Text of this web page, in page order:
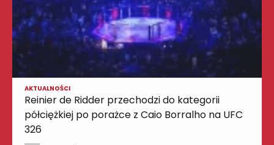
AKTUALNOŚCI
Reinier de Ridder przechodzi do kategorii
półciężkiej po porażce z Caio Borralho na UFC
326